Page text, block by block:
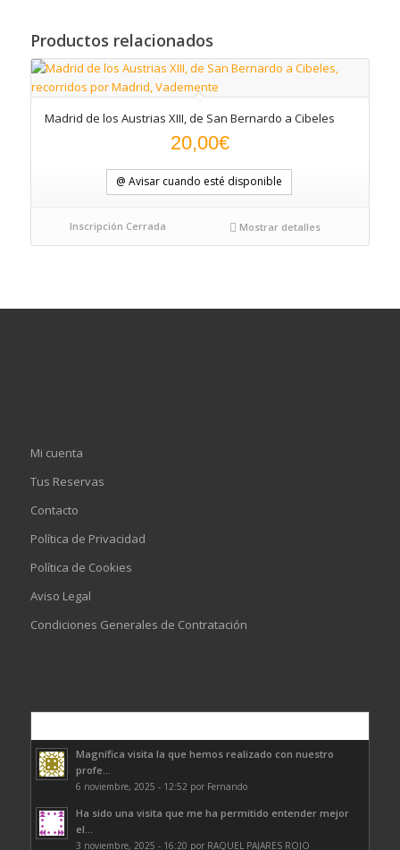
Productos relacionados
Madrid de los Austrias XIII, de San Bernardo a Cibeles
20,00€
@ Avisar cuando esté disponible
Inscripción Cerrada Mostrar detalles
Mi cuenta
Tus Reservas
Contacto
Política de Privacidad
Política de Cookies
Aviso Legal
Condiciones Generales de Contratación
Magnífica visita la que hemos realizado con nuestro
profe...
6 noviembre, 2025 - 12:52 por Fernando
Ha sido una visita que me ha permitido entender mejor
el...
3 noviembre, 2025 - 16:20 por RAQUEL PAJARES ROJO